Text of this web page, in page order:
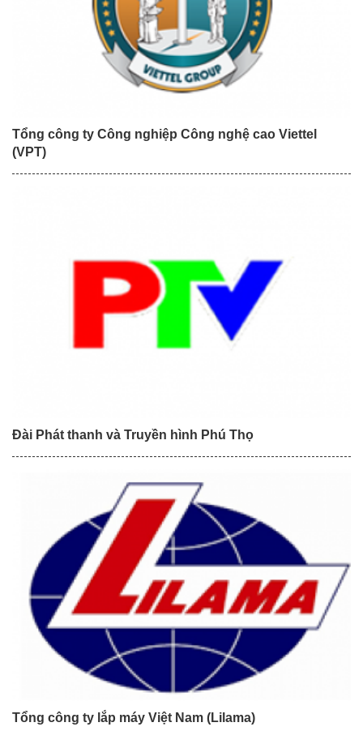
Tổng công ty Công nghiệp Công nghệ cao Viettel
(VPT)
Đài Phát thanh và Truyền hình Phú Thọ
Tổng công ty lắp máy Việt Nam (Lilama)